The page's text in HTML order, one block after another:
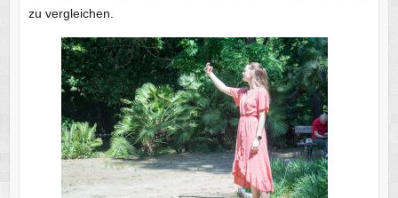
zu vergleichen.